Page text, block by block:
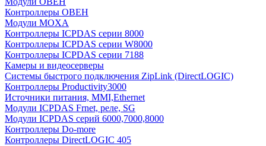
Контроллеры ОВЕН
Модули MOXA
Контроллеры ICPDAS серии 8000
Контроллеры ICPDAS серии W8000
Контроллеры ICPDAS серии 7188
Камеры и видеосерверы
Системы быстрого подключения ZipLink (DirectLOGIC)
Контроллеры Productivity3000
Источники питания, MMI,Ethernet
Модули ICPDAS Frnet, реле, SG
Модули ICPDAS серий 6000,7000,8000
Контроллеры Do-more
Контроллеры DirectLOGIC 405